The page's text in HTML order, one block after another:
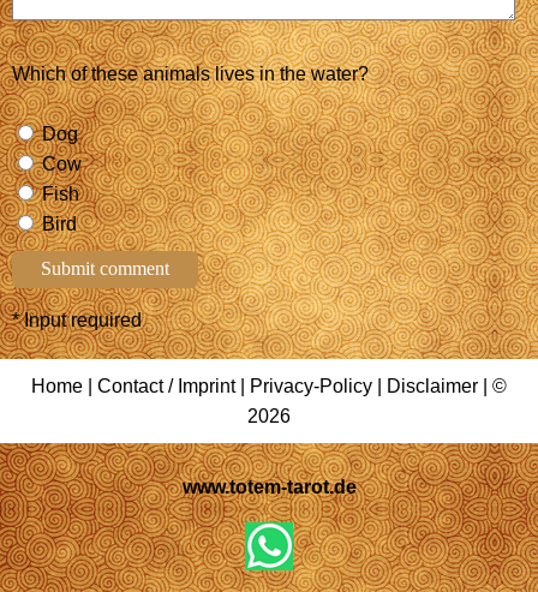
Which of these animals lives in the water?
Dog
Cow
Fish
Bird
* Input required
Home Contact / Imprint| Privacy-Policy Disclaimer | ©
2026
www.totem-tarot.de